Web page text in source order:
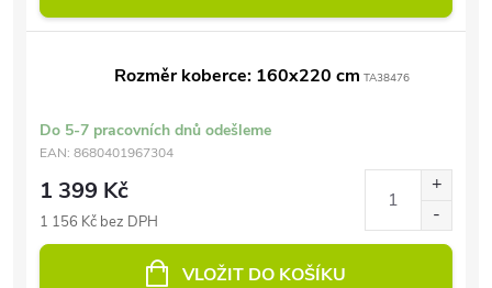
Rozměr koberce: 160x220 cm TA38476
Do 5-7 pracovních dnů odešleme
EAN: 8680401967304
1 399 Kč
1 156 Kč bez DPH
VLOŽIT DO KOŠÍKU